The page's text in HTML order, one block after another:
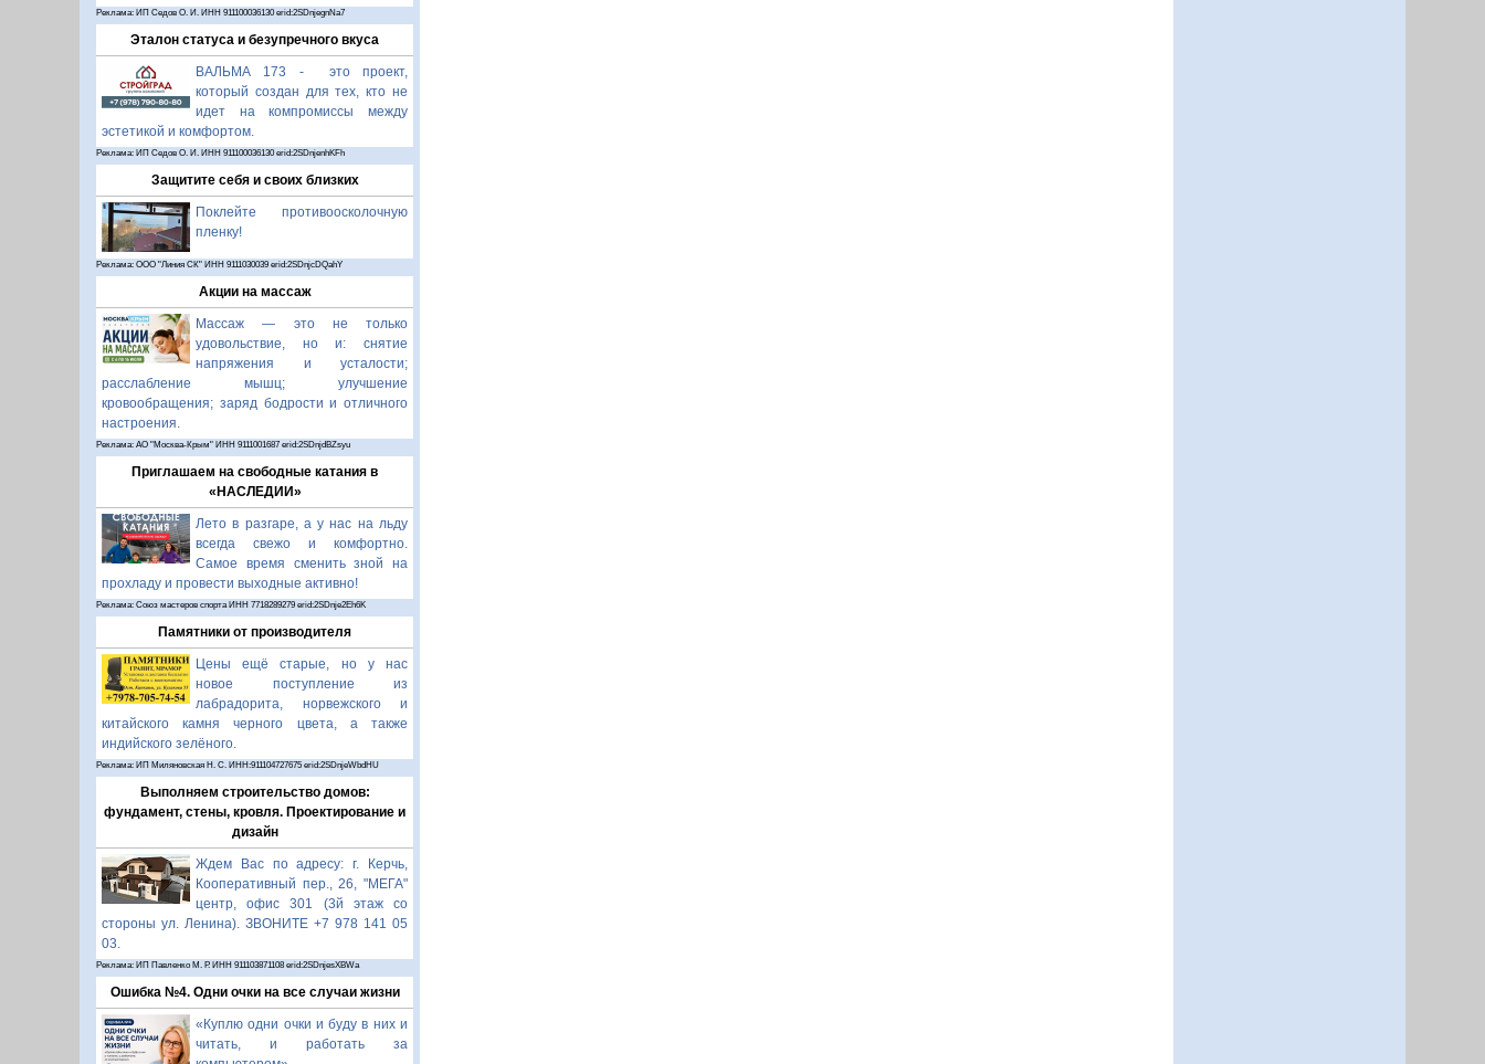
Реклама: ИП Седов О. И. ИНН 911100036130 erid:2SDnjegnNa7
Эталон статуса и безупречного вкуса
ВАЛЬМА 173 - это проект,
который создан для тех, кто не
идет на компромиссы между
эстетикой и комфортом.
Реклама: ИП Седов О. И. ИНН 911100036130 erid:2SDnjenhKFh
Защитите себя и своих близких
Поклейте противоосколочную
пленку!
Реклама: ООО "Линия СК" ИНН 9111030039 erid:2SDnjcDQahY
Акции на массаж
Массаж — это не только
удовольствие, но и: снятие
напряжения и усталости;
расслабление мышц; улучшение
кровообращения; заряд бодрости и отличного
настроения.
Реклама: АО "Москва-Крым" ИНН 9111001687 erid:2SDnjdBZsyu
Приглашаем на свободные катания в
«НАСЛЕДИИ»
Лето в разгаре, а у нас на льду
всегда свежо и комфортно.
Самое время сменить зной на
прохладу и провести выходные активно!
Реклама: Союз мастеров спорта ИНН 7718289279 erid:2SDnje2Eh6K
Памятники от производителя
Цены ещё старые, но у нас
новое поступление из
лабрадорита, норвежского и
китайского камня черного цвета, а также
индийского зелёного.
Реклама: ИП Миляновская Н. С. ИНН:911104727675 erid:2SDnjeWbdHU
Выполняем строительство домов:
фундамент, стены, кровля. Проектирование и
дизайн
Ждем Вас по адресу: г. Керчь,
Кооперативный пер., 26, "МЕГА"
центр, офис 301 (3й этаж со
стороны ул. Ленина). ЗВОНИТЕ +7 978 141 05
03.
Реклама: ИП Павленко М. Р. ИНН 911103871108 erid:2SDnjesXBWa
Ошибка №4. Одни очки на все случаи жизни
«Куплю одни очки и буду в них и
читать, и работать за